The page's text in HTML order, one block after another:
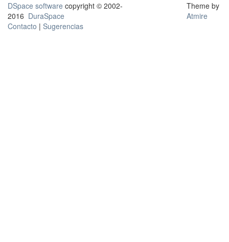
DSpace software copyright © 2002-
2016 DuraSpace
Contacto | Sugerencias
Theme by
Atmire